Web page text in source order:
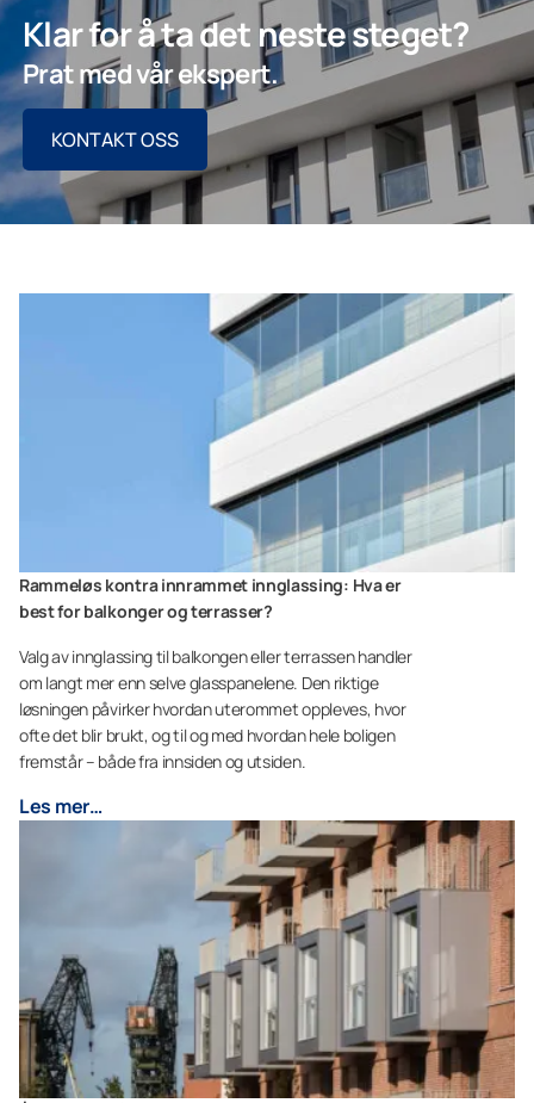
Klar for å ta det neste steget?
Prat med vår ekspert.
KONTAKT OSS
Rammeløs kontra innrammet innglassing: Hva er
best for balkonger og terrasser?
Valg av innglassing til balkongen eller terrassen handler
om langt mer enn selve glasspanelene. Den riktige
løsningen påvirker hvordan uterommet oppleves, hvor
ofte det blir brukt, og til og med hvordan hele boligen
fremstår – både fra innsiden og utsiden.
Les mer…